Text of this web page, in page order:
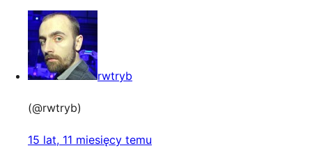
rwtryb
(@rwtryb)
15 lat, 11 miesięcy temu